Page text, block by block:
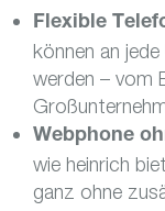
Flexible
können an
werden – vom
Webphone
wie heinrich
ganz ohne